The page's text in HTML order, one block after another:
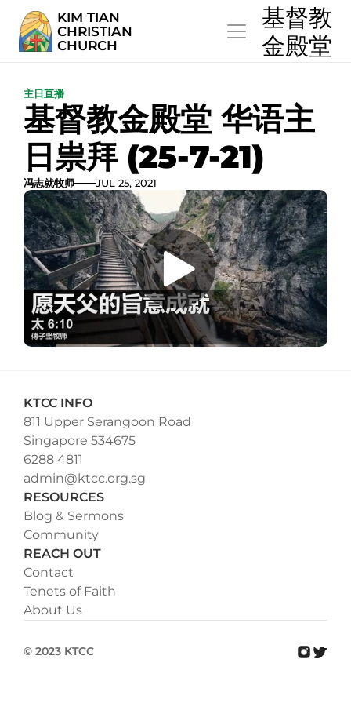
KIM TIAN
CHRISTIAN
CHURCH
  基督教
  金殿堂
主日直播
基督教金殿堂 华语主
日祟拜 (25-7-21)
冯志就牧师 JUL 25, 2021
KTCC INFO
811 Upper Serangoon Road
Singapore 534675
6288 4811
admin@ktcc.org.sg
RESOURCES
Blog & Sermons
Community
REACH OUT
Contact
Tenets of Faith
About Us
© 2023 KTCC